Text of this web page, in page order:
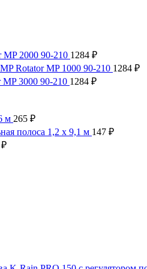
MP 2000 90-210 1284 ₽
Rotator MP 1000 90-210 1284 ₽
3000 90-210 1284 ₽
м 265 ₽
полоса 1,2 x 9,1 м 147 ₽
₽